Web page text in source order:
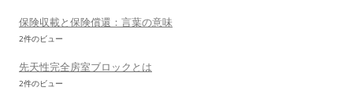
保険収載と保険償還：言葉の意味
2件のビュー
先天性完全房室ブロックとは
2件のビュー